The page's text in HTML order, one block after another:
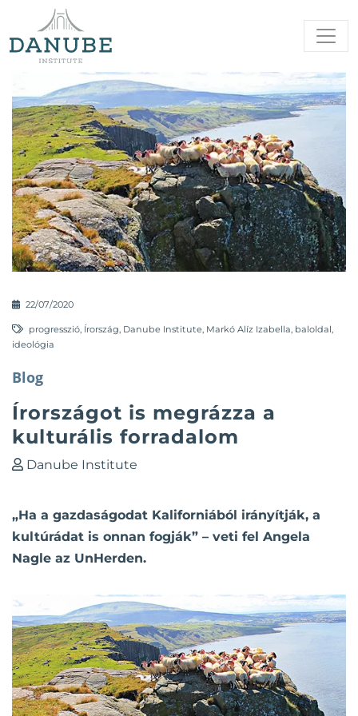
22/07/2020
progresszió, Írország, Danube Institute, Markó Alíz Izabella, baloldal,
ideológia
Blog
Írországot is megrázza a
kulturális forradalom
Danube Institute
„Ha a gazdaságodat Kaliforniából irányítják, a
kultúrádat is onnan fogják” – veti fel Angela
Nagle az UnHerden.